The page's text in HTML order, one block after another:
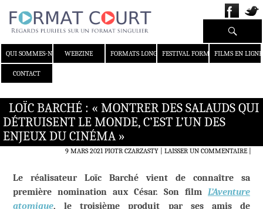
QUI SOMMES-NOUS ?WEBZINE FORMATS LONGS FESTIVAL FORMAT COURT
FILMS EN LIGNE
CONTACT
Recherche
LOÏC BARCHÉ : « MONTRER DES SALAUDS QUI
DÉTRUISENT LE MONDE, C’EST L’UN DES
ENJEUX DU CINÉMA »
9 MARS 2021 PIOTR CZARZASTY LAISSER UN COMMENTAIRE|
Le réalisateur Loïc Barché vient de connaître sa
première nomination aux César. Son film L’Aventure
atomique, le troisième produit par ses amis de